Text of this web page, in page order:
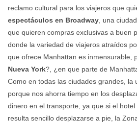
reclamo cultural para los viajeros que
espectáculos en Broadway, una
que quieren compras exclusivas a buen
donde la variedad de viajeros atraídos
que ofrece Manhattan es inmensurable,
Nueva York?, ¿en que parte de
Como en todas las ciudades grandes, la
porque nos ahorra tiempo en los
dinero en el transporte, ya que si el
resulta sencillo desplazarse a pie, la